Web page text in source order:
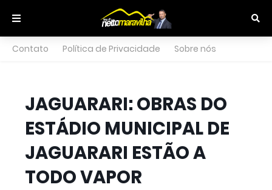
Contato Política de Privacidade Sobre nós
JAGUARARI: OBRAS DO
ESTÁDIO MUNICIPAL DE
JAGUARARI ESTÃO A
TODO VAPOR